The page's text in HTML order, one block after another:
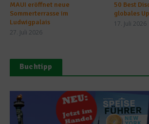
MAUI eröffnet neue
Sommerterrasse im
Ludwigpalais
27. Juli 2026
50 Best
globales
17. Juli 2026
Buchtipp